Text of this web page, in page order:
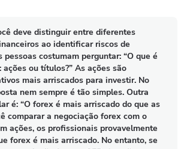
deve distinguir entre diferentes
ao identificar riscos de
costumam perguntar: “O que é
ações ou títulos?” As ações são
mais arriscados para investir. No
nem sempre é tão simples. Outra
é: “O forex é mais arriscado do que as
comparar a negociação forex com o
ações, os profissionais provavelmente
forex é mais arriscado. No entanto, se